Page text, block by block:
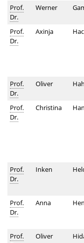
Prof.
Dr.
Werner
Prof.
Dr.
Axinja
Prof.
Dr.
Oliver
Prof.
Dr.
Christina
Prof.
Dr.
Inken
Prof.
Dr.
Anna
Prof.
Oliver